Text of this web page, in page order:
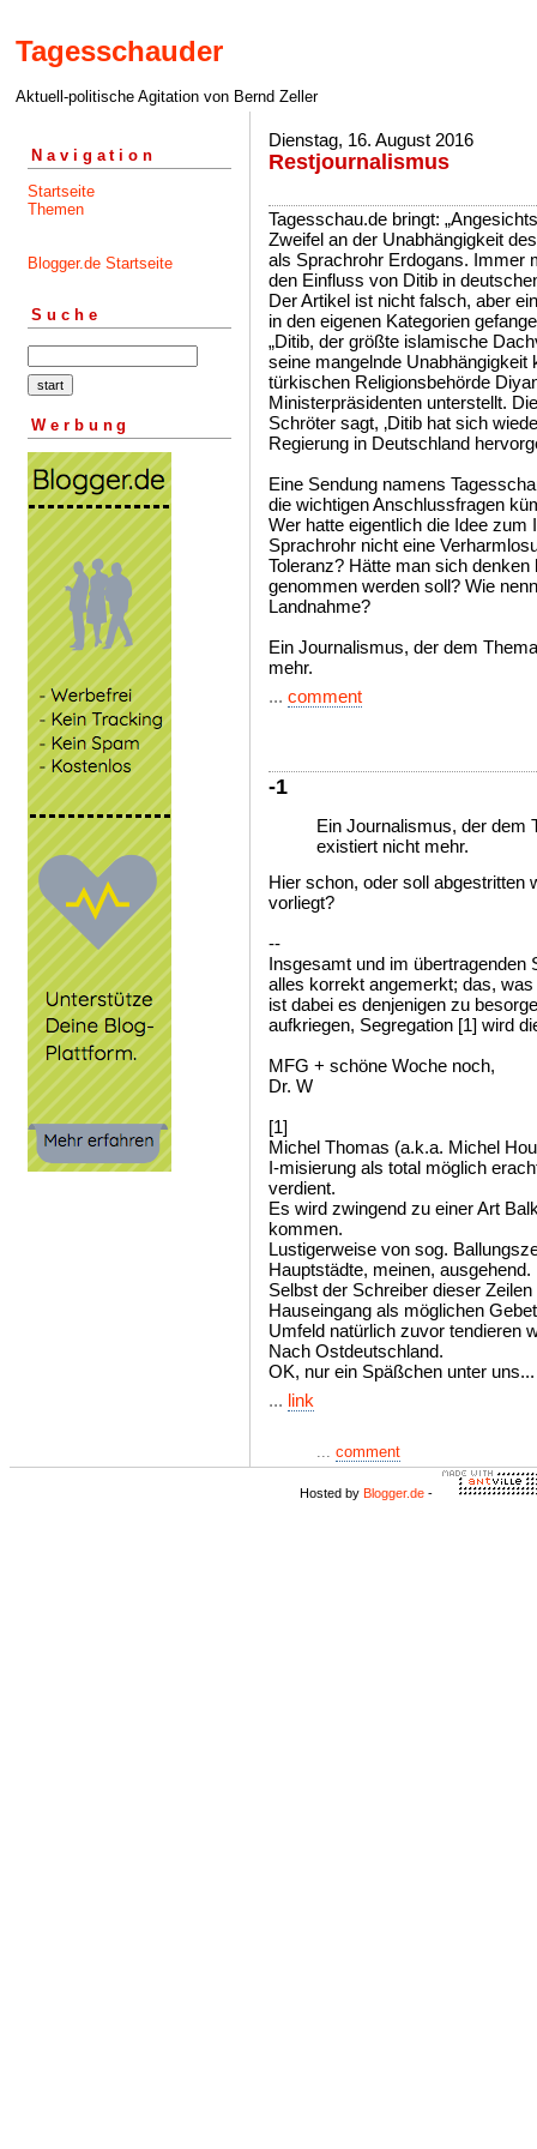
Tagesschauder
Aktuell-politische Agitation von Bernd Zeller
Navigation
Startseite
Themen
Blogger.de Startseite
Suche
Werbung
Dienstag, 16. August 2016
Restjournalismus
Tagesschau.de bringt:
Zweifel an der Unabhängigkeit
als Sprachrohr Erdogans. Immer
den Einfluss von Ditib in
Der Artikel ist nicht falsch, aber
in den eigenen Kategorien
„Ditib, der größte islamische
seine mangelnde
türkischen Religionsbehörde
Ministerpräsidenten unterstellt.
Schröter sagt, ‚Ditib hat sich
Regierung in Deutschland
Eine Sendung namens
die wichtigen Anschlussfragen
Wer hatte eigentlich die Idee
Sprachrohr nicht eine
Toleranz? Hätte man sich
genommen werden soll? Wie
Landnahme?
Ein Journalismus, der dem
mehr.
... comment
-1
Ein Journalismus, der dem
existiert nicht mehr.
Hier schon, oder soll abgestritten
vorliegt?
--
Insgesamt und im übertragenden
alles korrekt angemerkt; das,
ist dabei es denjenigen zu
aufkriegen, Segregation [1] wird
MFG + schöne Woche noch,
Dr. W
[1]
Michel Thomas (a.k.a. Michel
I-misierung als total möglich
verdient.
Es wird zwingend zu einer Art
kommen.
Lustigerweise von sog.
Hauptstädte, meinen, ausgehend.
Selbst der Schreiber dieser
Hauseingang als möglichen
Umfeld natürlich zuvor tendieren
Nach Ostdeutschland.
OK, nur ein Späßchen unter uns...
... link
... comment
Hosted by Blogger.de -